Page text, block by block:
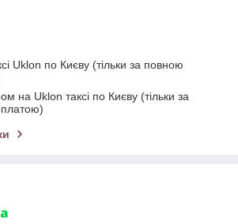
Uklon по Києву (тільки за повною
на Uklon таксі по Києву (тільки за